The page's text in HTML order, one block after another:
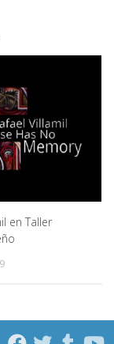
en Taller